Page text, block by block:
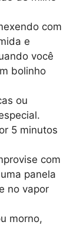
com
e
você
bolinho
ou
5 minutos
com
panela
no vapor
morno,